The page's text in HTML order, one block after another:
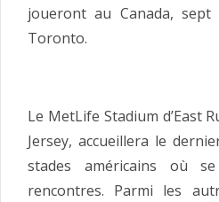
joueront au Canada,
Toronto.
Le MetLife Stadium d’East
Jersey, accueillera le
stades américains où
rencontres. Parmi les